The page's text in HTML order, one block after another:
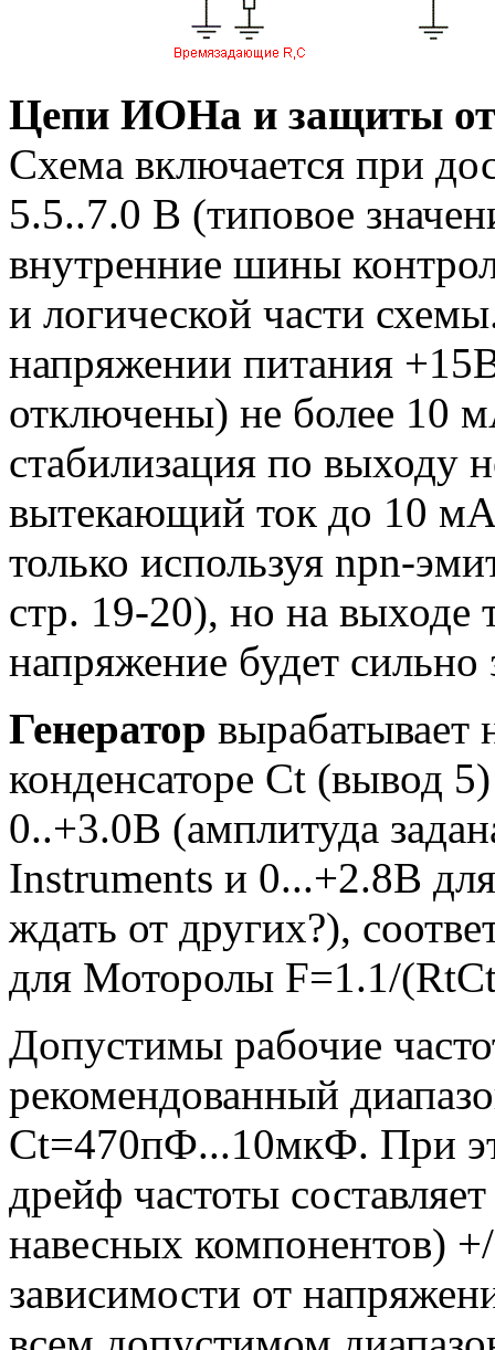
Цепи ИОНа и защиты от
Схема включается при
5.5..7.0 В (типовое
внутренние шины
и логической части
напряжении питания
отключены) не более
стабилизация по выходу
вытекающий ток до 10
только используя npn-
стр. 19-20), но на выходе
напряжение будет сильно
Генератор вырабатывает
конденсаторе Сt (вывод
0..+3.0В (амплитуда
Instruments и 0...+2.8В
ждать от других?),
для Моторолы F=1.1/
Допустимы рабочие
рекомендованный
Ct=470пФ...10мкФ. При
дрейф частоты
навесных компонентов)
зависимости от